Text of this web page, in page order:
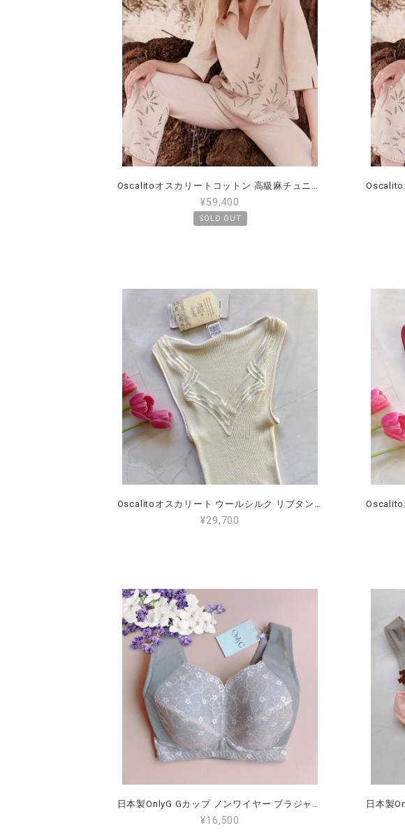
Oscalitoオスカリートコットン 高級麻チュニック/ サイズ5（15～19号）グラマーぽっちゃりさんにおすすめ！7534
¥59,400
SOLD OUT
Oscalitoオスカリート ウールシルク リブタンクトップ 大きなサイズ3（L）
¥29,700
日本製OnlyG Gカップ ノンワイヤー ブラジャー ローズグレー （全国送料無料） G65 G70 G75 G80 G85 G90 ワイヤーなし 大きいサイズ 小さく見せる 肩が楽 脇肉がはみ出ない 後ろが段差にならない 揺れない
¥16,500